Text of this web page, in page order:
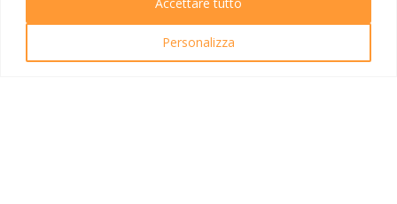
Personalizza
Newsletter
Tutti i viaggi
Ricerca Viaggi